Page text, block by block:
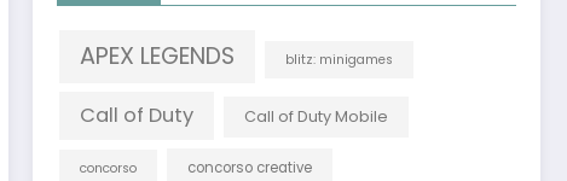
APEX LEGENDS blitz: minigames
Call of Duty Call of Duty Mobile
concorso concorso creative